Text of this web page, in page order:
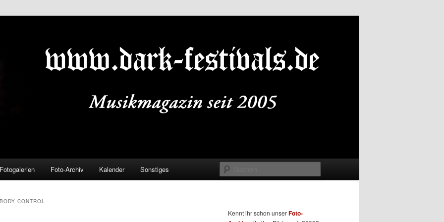
Fotogalerien Foto-Archiv Kalender Sonstiges
CONTROL
Kennt ihr schon unserFoto-